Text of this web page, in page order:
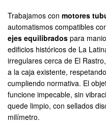
Trabajamos con motores
automatismos compatibles
ejes equilibrados para
edificios históricos de La
irregulares cerca de El
a la caja existente,
cumpliendo normativa. El
funcione impecable, sin
quede limpio, con sellados
milímetro.